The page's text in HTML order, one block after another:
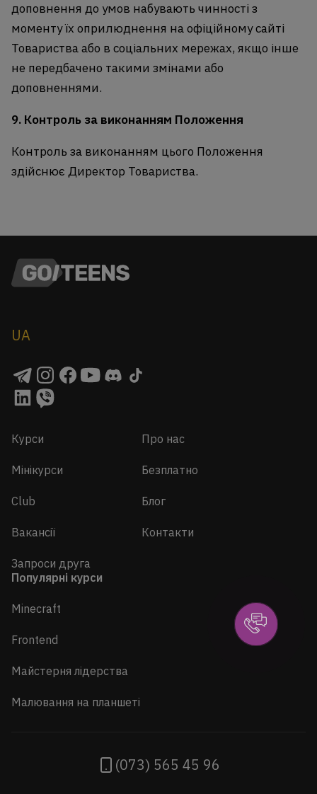
доповнення до умов набувають чинності з
моменту їх оприлюднення на офіційному сайті
Товариства або в соціальних мережах, якщо інше
не передбачено такими змінами або
доповненнями.
9. Контроль за виконанням Положення
Контроль за виконанням цього Положення
здійснює Директор Товариства.
UA
Курси
Мінікурси
Club
Вакансії
Запроси друга
Про нас
Безплатно
Блог
Контакти
Популярні курси
Minecraft
Frontend
Майстерня лідерства
Малювання на планшеті
(073) 565 45 96